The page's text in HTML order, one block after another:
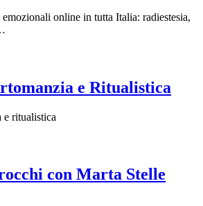
emozionali online in tutta Italia: radiestesia,
e Ritualistica
e ritualistica
con Marta Stelle